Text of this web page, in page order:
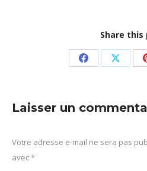
Share this
Partager
Laisser un
Votre adresse e-mail ne sera pas
avec*